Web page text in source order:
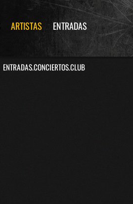
ARTISTAS ENTRADAS
ENTRADAS.CONCIERTOS.CLUB